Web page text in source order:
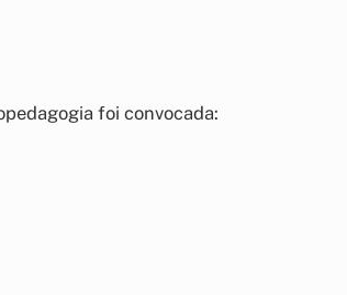
foi convocada: